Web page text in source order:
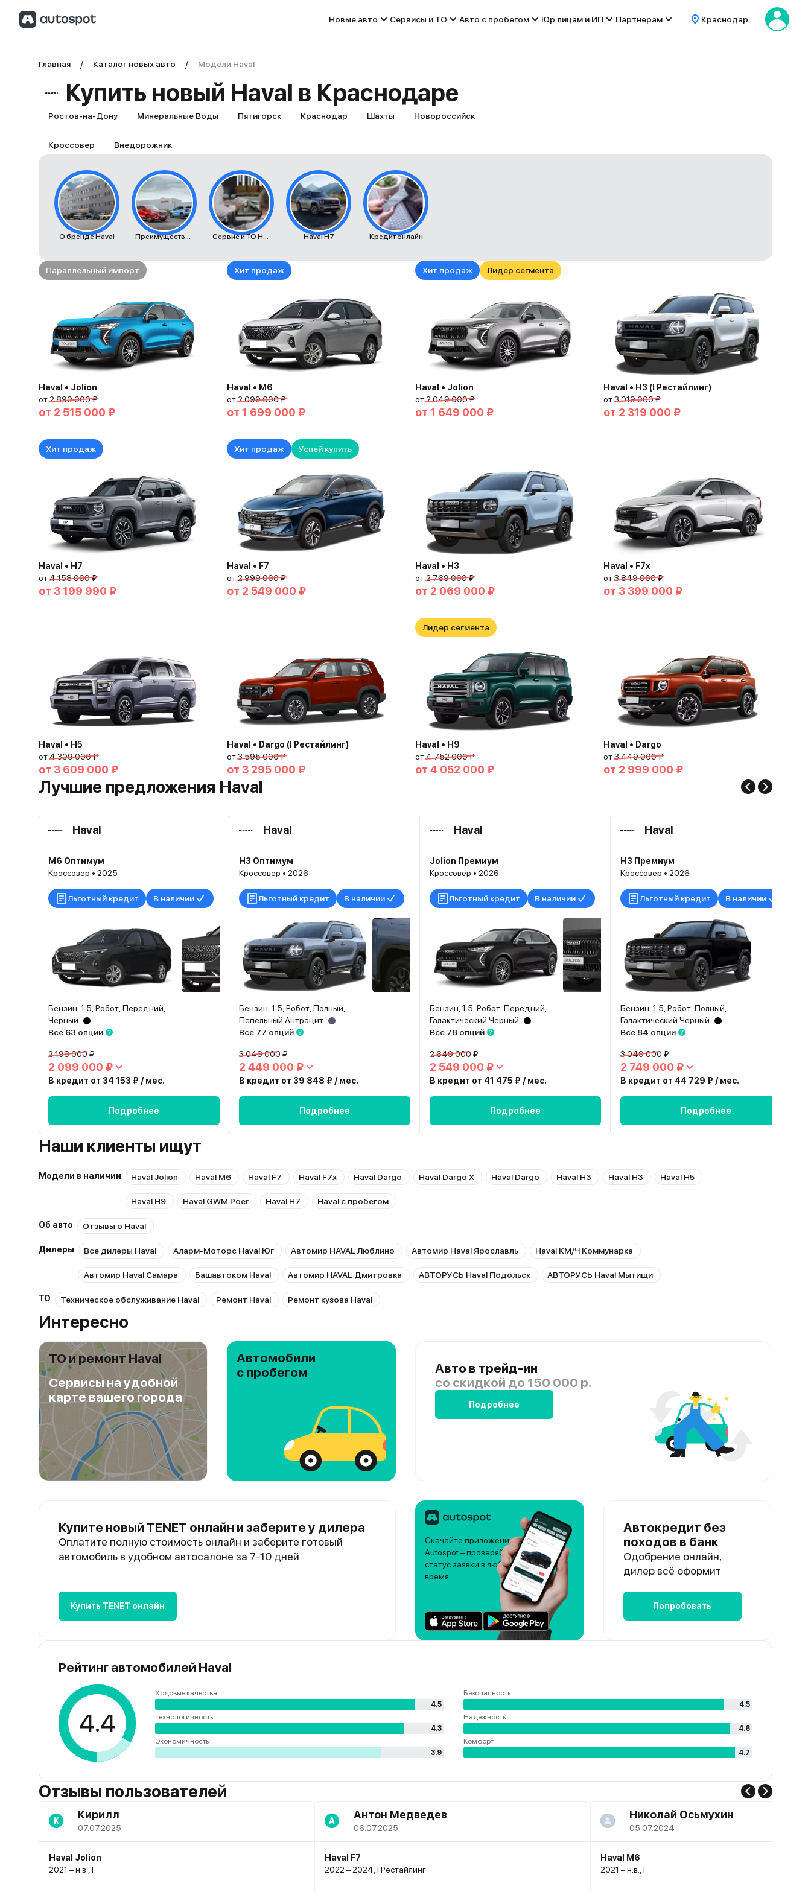
Новые авто Сервисы и ТО Авто с пробегом Юр.лицам и ИП Партнерам Краснодар
Главная Каталог новых авто Модели Haval
Купить новый Haval в Краснодаре
Ростов-на-Дону Минеральные Воды Пятигорск Краснодар Шахты Новороссийск
Кроссовер Внедорожник
О бренде Haval Преимущества автомобилей Haval Сервис и ТО Haval Haval H7 Кредит онлайн
Параллельный импорт
Haval • Jolion
от2 890 000 ₽
от 2 515 000 ₽
Хит продаж
Haval • M6
от2 099 000 ₽
от 1 699 000 ₽
Хит продаж Лидер сегмента
Haval • Jolion
от2 049 000 ₽
от 1 649 000 ₽
Haval • H3 (I Рестайлинг)
от3 019 000 ₽
от 2 319 000 ₽
Хит продаж
Haval • H7
от4 158 000 ₽
от 3 199 990 ₽
Хит продаж Успей купить
Haval • F7
от2 999 000 ₽
от 2 549 000 ₽
Haval • H3
от2 769 000 ₽
от 2 069 000 ₽
Haval • F7x
от3 849 000 ₽
от 3 399 000 ₽
Haval • H5
от4 309 000 ₽
от 3 609 000 ₽
Haval • Dargo (I Рестайлинг)
от3 595 000 ₽
от 3 295 000 ₽
Лидер сегмента
Haval • H9
от4 752 000 ₽
от 4 052 000 ₽
Haval • Dargo
от3 449 000 ₽
от 2 999 000 ₽
Лучшие предложения Haval
Haval
M6 Оптимум
Кроссовер • 2025
Льготный кредит В наличии
Бензин, 1.5, Робот, Передний,
Черный
Все 63 опции
2 199 000 ₽
2 099 000 ₽
В кредит от 34 153 ₽ / мес.
Подробнее
Haval
H3 Оптимум
Кроссовер • 2026
Льготный кредит В наличии
Бензин, 1.5, Робот, Полный,
Пепельный Антрацит
Все 77 опций
3 049 000 ₽
2 449 000 ₽
В кредит от 39 848 ₽ / мес.
Подробнее
Haval
Jolion Премиум
Кроссовер • 2026
Льготный кредит В наличии
Бензин, 1.5, Робот, Передний,
Галактический Черный
Все 78 опций
2 649 000 ₽
2 549 000 ₽
В кредит от 41 475 ₽ / мес.
Подробнее
Haval
H3 Премиум
Кроссовер • 2026
Льготный кредит В наличии
Бензин, 1.5, Робот, Полный,
Галактический Черный
Все 84 опции
3 049 000 ₽
2 749 000 ₽
В кредит от 44 729 ₽ / мес.
Подробнее
Наши клиенты ищут
Модели в наличии Haval Jolion Haval M6 Haval F7 Haval F7x Haval Dargo Haval Dargo X Haval Dargo Haval H3 Haval H3 Haval H5
Haval H9 Haval GWM Poer Haval H7 Haval с пробегом
Об авто Отзывы о Haval
Дилеры Все дилеры Haval Аларм-Моторс Haval Юг Автомир HAVAL Люблино Автомир Haval Ярославль Haval КМ/Ч Коммунарка
Автомир Haval Самара Башавтоком Haval Автомир HAVAL Дмитровка АВТОРУСЬ Haval Подольск АВТОРУСЬ Haval Мытищи
ТО Техническое обслуживание Haval Ремонт Haval Ремонт кузова Haval
Интересно
ТО и ремонт Haval
Сервисы на удобной
карте вашего города
Автомобили
с пробегом
Авто в трейд-ин
со скидкой до 150 000 р.
Подробнее
Купите новый TENET онлайн и заберите у дилера
Оплатите полную стоимость онлайн и заберите готовый
автомобиль в удобном автосалоне за 7-10 дней
Купить TENET онлайн
Скачайте приложение
Autospot – проверяйте
статус заявки в любое
время
Автокредит без
походов в банк
Одобрение онлайн,
дилер всё оформит
Попробовать
Рейтинг автомобилей Haval
4.4
Ходовые качества
4.5
Технологичность
4.3
Экономичность
3.9
Безопасность
4.5
Надежность
4.6
Комфорт
4.7
Отзывы пользователей
К Кирилл
07.07.2025
Haval Jolion
2021 – н.в., I
А Антон Медведев
06.07.2025
Haval F7
2022 – 2024, I Рестайлинг
Николай Осьмухин
05.07.2024
Haval M6
2021 – н.в., I